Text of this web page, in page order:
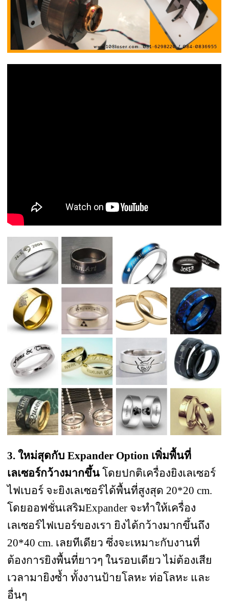
3. ใหม่สุดกับ Expander Option เพิ่มพื้นที่
เลเซอร์กว้างมากขึ้นโดยปกติเครื่องยิงเลเซอร์
ไฟเบอร์ จะยิงเลเซอร์ได้พื้นที่สูงสุด 20*20 cm.
โดยออฟชั่นเสริมExpander จะทำให้เครื่อง
เลเซอร์ไฟเบอร์ของเรา ยิงได้กว้างมากขึ้นถึง
20*40 cm. เลยทีเดียว ซึ่งจะเหมาะกับงานที่
ต้องการยิงพื้นที่ยาวๆ ในรอบเดียว ไม่ต้องเสีย
เวลามายิงซ้ำ ทั้งงานป้ายโลหะ ท่อโลหะ และ
อื่นๆ